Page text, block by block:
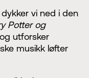
vi ned i den
Potter og
utforsker
musikk løfter